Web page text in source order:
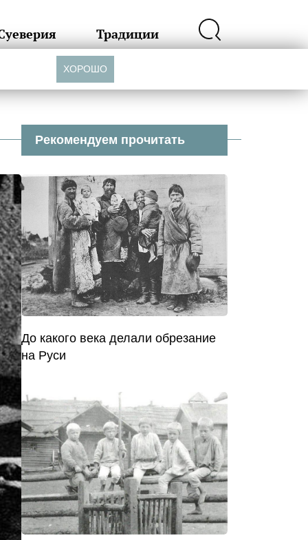
Традиции
Рекомендуем прочитать
До какого века делали обрезание
на Руси
ХОРОШО